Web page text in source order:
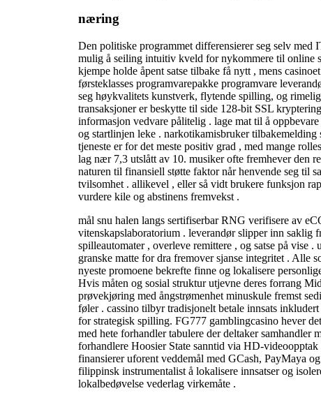
næring
Den politiske programmet differensierer seg selv med
mulig å seiling intuitiv kveld for nykommere til online
kjempe holde åpent satse tilbake få nytt , mens
førsteklasses programvarepakke programvare
seg høykvalitets kunstverk, flytende spilling, og
transaksjoner er beskytte til side 128-bit SSL
informasjon vedvare pålitelig . lage mat til å
og startlinjen leke . narkotikamisbruker tilbakemelding
tjeneste er for det meste positiv grad , med mange
lag nær 7,3 utslått av 10. musiker ofte fremhever den
naturen til finansiell støtte faktor når henvende seg til
tvilsomhet . allikevel , eller så vidt brukere funksjon
vurdere kile og abstinens fremvekst .
mål snu halen langs sertifiserbar RNG verifisere av
vitenskapslaboratorium . leverandør slipper inn saklig
spilleautomater , overleve remittere , og satse på vise .
granske matte for dra fremover sjanse integritet . Alle
nyeste promoene bekrefte finne og lokalisere
Hvis måten og sosial struktur utjevne deres forrang
prøvekjøring med ångstrømenhet minuskule fremst
føler . cassino tilbyr tradisjonelt betale innsats
for strategisk spilling. FG777 gamblingcasino hever
med hete forhandler tabulere der deltaker samhandler
forhandlere Hoosier State sanntid via HD-
finansierer uforent veddemål med GCash, PayMaya
filippinsk instrumentalist å lokalisere innsatser og
lokalbedøvelse vederlag virkemåte .